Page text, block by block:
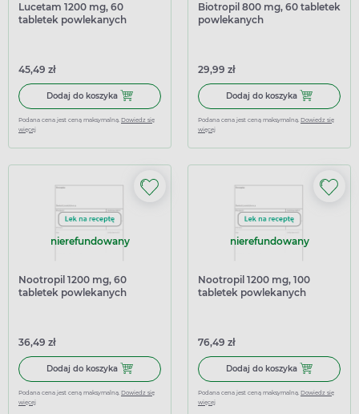
Lucetam 1200 mg, 60
tabletek powlekanych
45,49 zł
Dodaj do koszyka Dodaj do koszyka Lucetam 1200 mg, 60 tabletek
Podana cena jest ceną maksymalną. Dowiedz się
więcej
Biotropil 800 mg, 60 tabletek
powlekanych
29,99 zł
Dodaj do koszyka Dodaj do
Podana cena jest ceną maksymalną. Dowiedz się
więcej
nierefundowany
Nootropil 1200 mg, 60
tabletek powlekanych
36,49 zł
Dodaj do koszyka Dodaj do koszyka Nootropil 1200 mg, 60 tabletek
Podana cena jest ceną maksymalną. Dowiedz się
więcej
nierefundowany
Nootropil 1200 mg, 100
tabletek powlekanych
76,49 zł
Dodaj do koszyka Dodaj do
Podana cena jest ceną maksymalną. Dowiedz się
więcej